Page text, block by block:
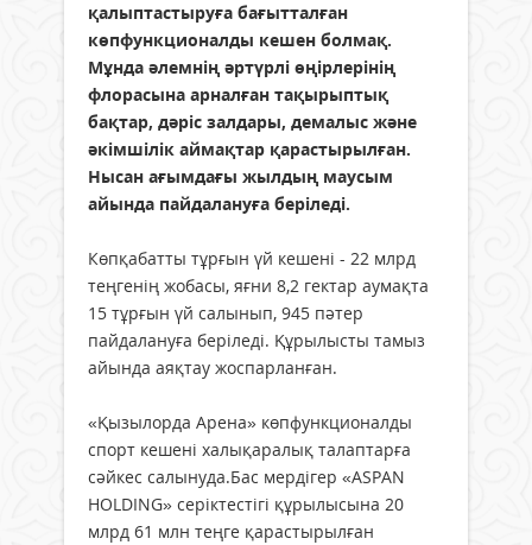
қалыптастыруға бағытталған
көпфункционалды кешен болмақ.
Мұнда әлемнің әртүрлі өңірлерінің
флорасына арналған тақырыптық
бақтар, дәріс залдары, демалыс және
әкімшілік аймақтар қарастырылған.
Нысан ағымдағы жылдың маусым
айында пайдалануға беріледі.
Көпқабатты тұрғын үй кешені - 22 млрд
теңгенің жобасы, яғни 8,2 гектар аумақта
15 тұрғын үй салынып, 945 пәтер
пайдалануға беріледі. Құрылысты тамыз
айында аяқтау жоспарланған.
«Қызылорда Арена» көпфункционалды
спорт кешені халықаралық талаптарға
сәйкес салынуда.Бас мердігер «ASPAN
HOLDING» серіктестігі құрылысына 20
млрд 61 млн теңге қарастырылған